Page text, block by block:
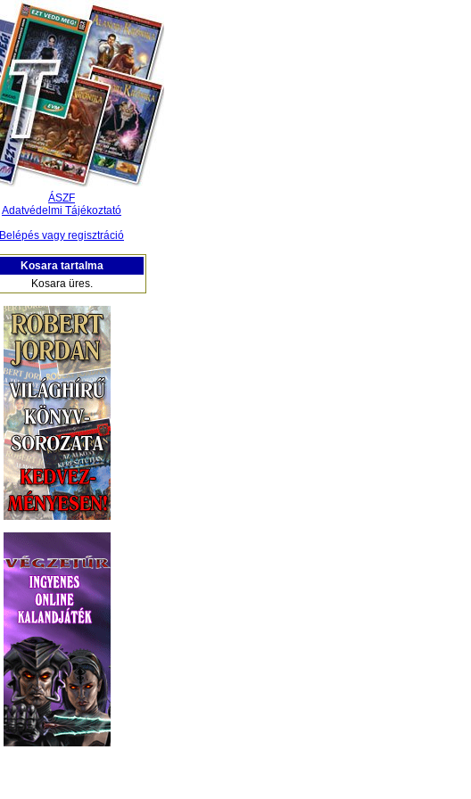
ÁSZF
Adatvédelmi Tájékoztató
Belépés vagy regisztráció
Kosara tartalma
Kosara üres.